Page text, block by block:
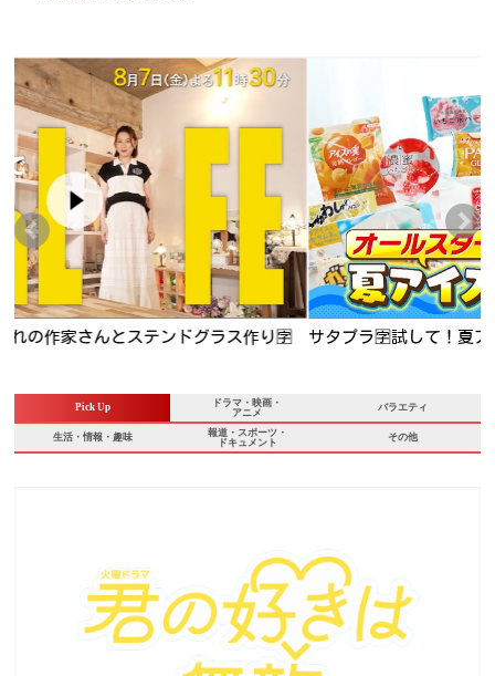
サタプラ🈑試して！夏アイス★東京で雲海⁉小野花梨が生中継
Pick Up
ドラマ・映画・
アニメ
バラエティ
生活・情報・趣味
報道・スポーツ・
ドキュメント
その他